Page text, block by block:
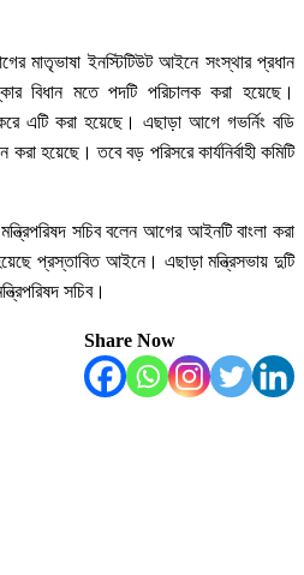
মাতৃভাষা ইনস্টিটিউট আইনে সংস্থার প্রধান
বিধান মতে পদটি পরিচালক করা হয়েছে।
এটি করা হয়েছে। এছাড়া আগে গভর্নিং বডি
হয়েছে। তবে বড় পরিসরে কার্যনির্বাহী কমিটি
সচিব বলেন আগের আইনটি বাংলা করা
প্রস্তাবিত আইনে। এছাড়া মন্ত্রিসভায় দুটি
সচিব।
Share Now